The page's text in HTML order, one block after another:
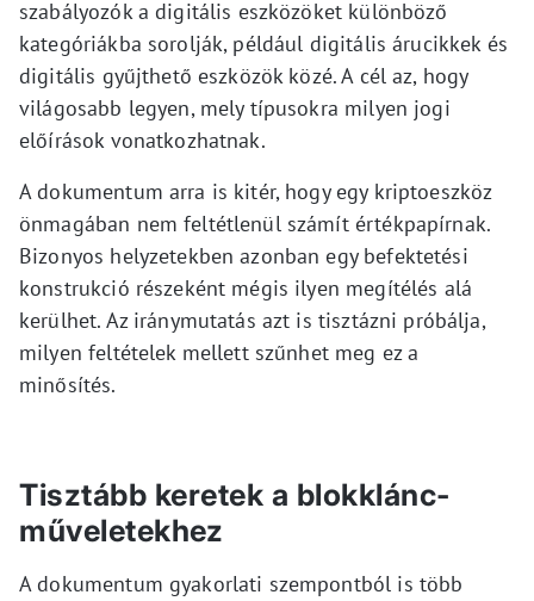
szabályozók a digitális eszközöket különböző
kategóriákba sorolják, például digitális árucikkek és
digitális gyűjthető eszközök közé. A cél az, hogy
világosabb legyen, mely típusokra milyen jogi
előírások vonatkozhatnak.
A dokumentum arra is kitér, hogy egy kriptoeszköz
önmagában nem feltétlenül számít értékpapírnak.
Bizonyos helyzetekben azonban egy befektetési
konstrukció részeként mégis ilyen megítélés alá
kerülhet. Az iránymutatás azt is tisztázni próbálja,
milyen feltételek mellett szűnhet meg ez a
minősítés.
Tisztább keretek a blokklánc-
műveletekhez
A dokumentum gyakorlati szempontból is több